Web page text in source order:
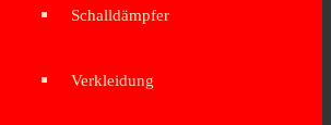
Schalldämpfer
Verkleidung